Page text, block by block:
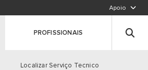
Apoio
LIGUE PARA NÓS,CHAMADA PARA A REDE FIXA
Localizar Serviço Tecnico
PROFISSIONAIS